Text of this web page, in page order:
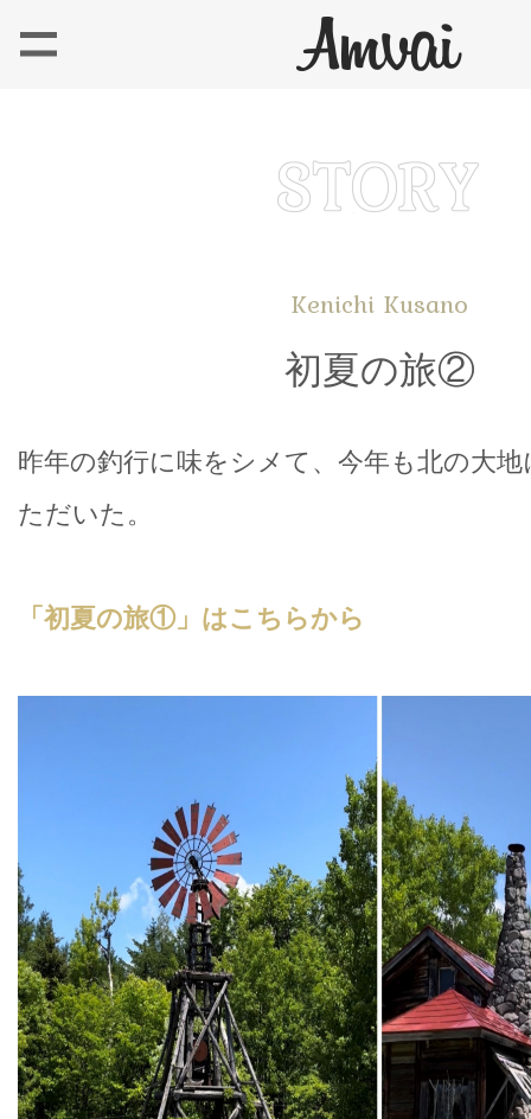
Kenichi Kusano
初夏の旅②
昨年の釣行に味をシメて、今年も北の大
ただいた。
「初夏の旅①」はこちらから